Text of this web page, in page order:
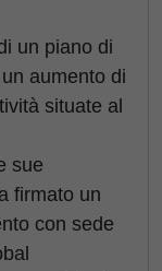
un piano di
aumento di
situate al
sue
firmato un
con sede